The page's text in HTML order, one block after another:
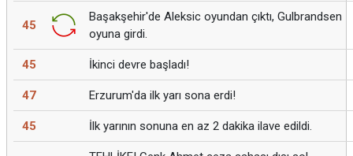
45
Başakşehir'de Aleksic oyundan çıktı, Gulbrandsen
oyuna girdi.
45 İkinci devre başladı!
47 Erzurum'da ilk yarı sona erdi!
45 İlk yarının sonuna en az 2 dakika ilave edildi.